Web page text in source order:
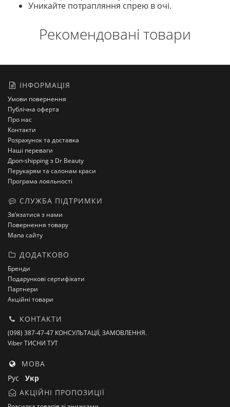
Уникайте потрапляння спрею в очі.
Рекомендовані товари
ІНФОРМАЦІЯ
Умови повернення
Публічна оферта
Про нас
Контакти
Розрахунок та доставка
Наші переваги
Дроп-shipping з Dr Beauty
Перукарям та салонам краси
Програма лояльності
СЛУЖБА ПІДТРИМКИ
Зв’язатися з нами
Повернення товару
Мапа сайту
ДОДАТКОВО
Бренди
Подарункові сертифікати
Партнери
Акційні товари
КОНТАКТИ
(098) 387-47-47 КОНСУЛЬТАЦІЇ, ЗАМОВЛЕННЯ.
Viber ТИСНИ ТУТ
МОВА
Рус Укр
АКЦІЙНІ ПРОПОЗИЦІЇ